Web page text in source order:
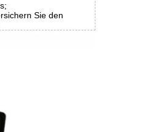
Sie den